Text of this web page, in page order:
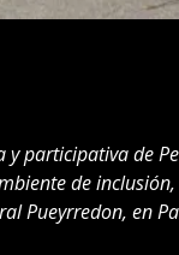
y participativa de
de
Pueyrredon, en